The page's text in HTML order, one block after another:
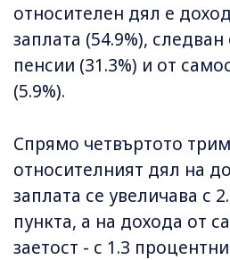
относителен дял е
заплата (54.9%),
пенсии (31.3%) и от
(5.9%).
Спрямо четвъртото
относителният дял на
заплата се увеличава с
пункта, а на дохода от
заетост - с 1.3